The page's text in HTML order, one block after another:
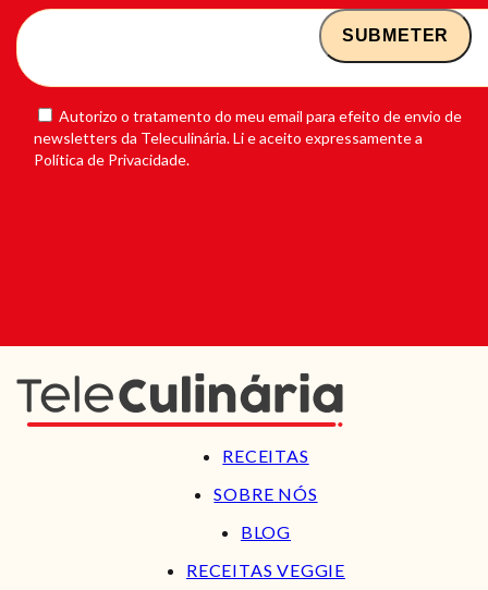
Autorizo o tratamento do meu email para efeito de envio de
newsletters da Teleculinária. Li e aceito expressamente a
Política de Privacidade.
RECEITAS
SOBRE NÓS
BLOG
RECEITAS VEGGIE